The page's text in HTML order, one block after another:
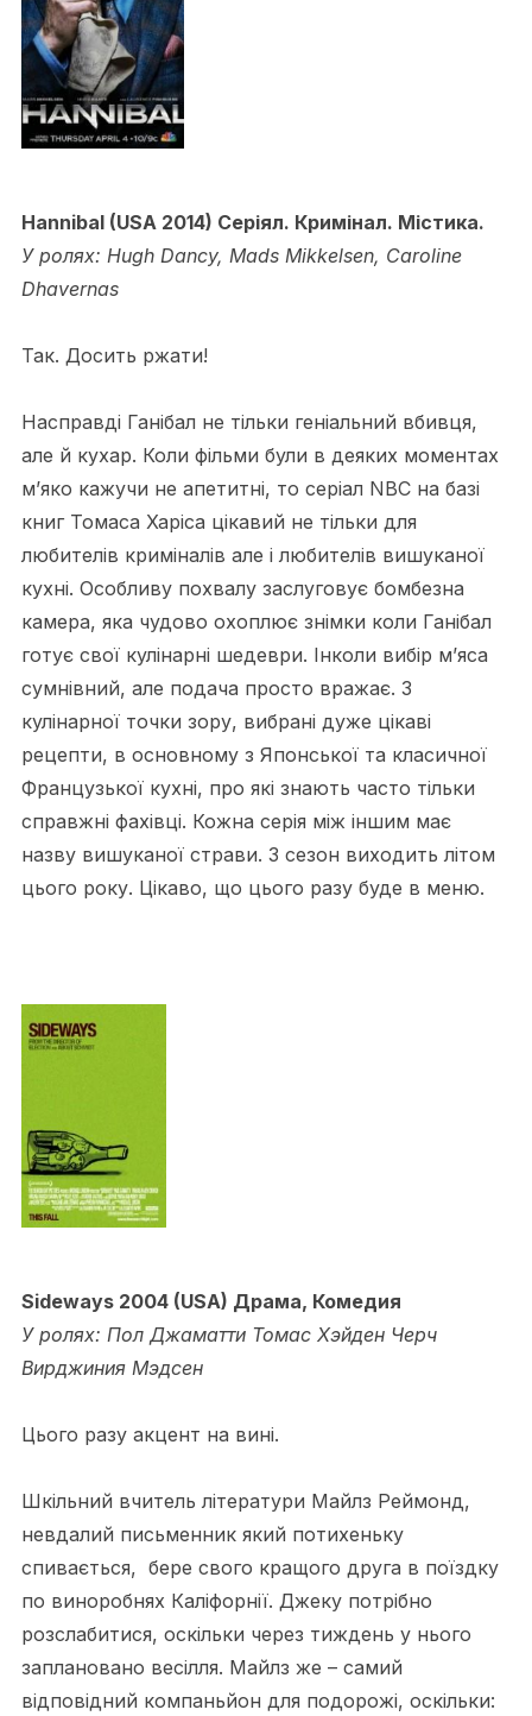
Hannibal (USA 2014) Серіял. Кримінал. Містика.
У ролях: Hugh Dancy, Mads Mikkelsen, Caroline
Dhavernas
Так. Досить ржати!
Насправді Ганібал не тільки геніальний вбивця,
але й кухар. Коли фільми були в деяких моментах
м’яко кажучи не апетитні, то серіал NBC на базі
книг Томаса Харіса цікавий не тільки для
любителів криміналів але і любителів вишуканої
кухні. Особливу похвалу заслуговує бомбезна
камера, яка чудово охоплює знімки коли Ганібал
готує свої кулінарні шедеври. Інколи вибір м’яса
сумнівний, але подача просто вражає. З
кулінарної точки зору, вибрані дуже цікаві
рецепти, в основному з Японської та класичної
Французької кухні, про які знають часто тільки
справжні фахівці. Кожна серія між іншим має
назву вишуканої страви. 3 сезон виходить літом
цього року. Цікаво, що цього разу буде в меню.
Sideways 2004 (USA) Драма, Комедия
У ролях: Пол Джаматти Томас Хэйден Черч
Вирджиния Мэдсен
Цього разу акцент на вині.
Шкільний вчитель літератури Майлз Реймонд,
невдалий письменник який потихеньку
спивається, бере свого кращого друга в поїздку
по виноробнях Каліфорнії. Джеку потрібно
розслабитися, оскільки через тиждень у нього
заплановано весілля. Майлз же – самий
відповідний компаньйон для подорожі, оскільки: